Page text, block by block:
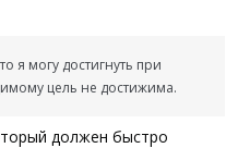
я могу достигнуть при
цель не достижима.
должен быстро